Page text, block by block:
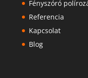
Fényszóró
Referencia
Kapcsolat
Blog